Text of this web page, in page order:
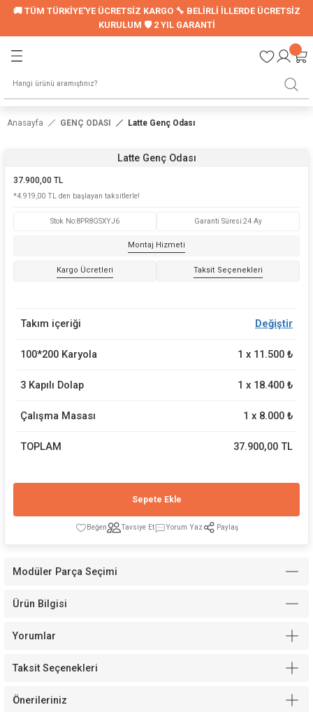
🚚 TÜM TÜRKİYE'YE ÜCRETSİZ KARGO 🔧 BELİRLİ İLLERDE ÜCRETSİZ
KURULUM 🛡️ 2 YIL GARANTİ
Genç Nevresim Seti
Anasayfa GENÇ ODASI Latte Genç Odası
Latte Genç Odası
37.900,00 TL
*4.919,00 TL den başlayan taksitlerle!
Stok No:8PR8GSXYJ6 Garanti Süresi:24 Ay
Montaj Hizmeti
Kargo Ücretleri Taksit Seçenekleri
Takım içeriği Değiştir
100*200 Karyola 1 x 11.500₺
3 Kapılı Dolap 1 x 18.400₺
Çalışma Masası 1 x 8.000₺
TOPLAM 37.900,00 TL
Sepete Ekle
Tavsiye Et Yorum Yaz Paylaş
Modüler Parça Seçimi
Ürün Bilgisi
Yorumlar
Taksit Seçenekleri
Önerileriniz